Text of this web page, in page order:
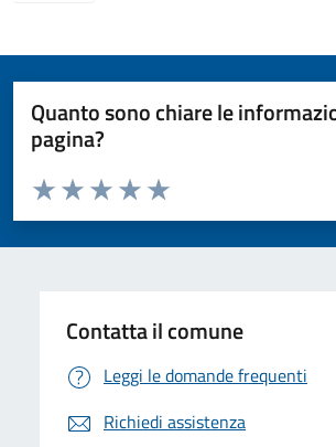
Quanto sono chiare le
pagina?
Valuta da 1 a 5 stelle la pagina
Valuta 5 stelle su 5
Valuta 4 stelle su 5
Valuta 3 stelle su 5
Valuta 2 stelle su 5
Valuta 1 stelle su 5
Contatta il comune
Leggi le domande frequenti
Richiedi assistenza